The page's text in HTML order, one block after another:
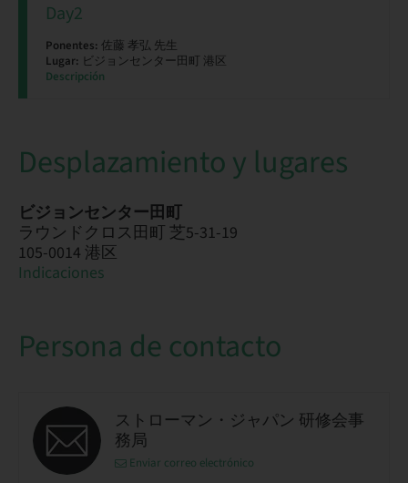
Day2
Ponentes: 佐藤 孝弘 先生
Lugar: ビジョンセンター田町 港区
Descripción
Desplazamiento y lugares
ビジョンセンター田町
ラウンドクロス田町 芝5-31-19
105-0014 港区
Indicaciones
Persona de contacto
ストローマン・ジャパン 研修会事
務局
Enviar correo electrónico